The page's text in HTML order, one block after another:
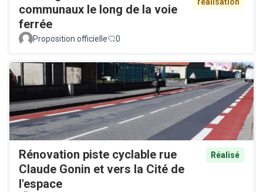
communaux le long de la voie
ferrée
réalisation
Proposition officielle 0
Rénovation piste cyclable rue
Claude Gonin et vers la Cité de
l'espace
Réalisé